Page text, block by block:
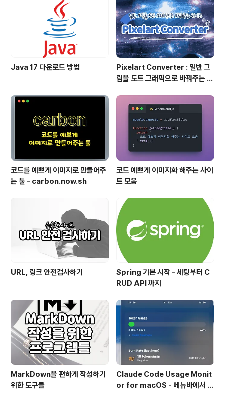
Java 17 다운로드 방법
Pixelart Converter : 일반 그
림을 도트 그래픽으로 바꿔주는 사
코드를 예쁘게 이미지로 만들어주
는 툴 - carbon.now.sh
코드 예쁘게 이미지화 해주는 사이
트 모음
URL, 링크 안전검사하기
Spring 기본 시작 - 세팅부터 C
RUD API 까지
MarkDown을 편하게 작성하기
위한 도구들
Claude Code Usage Monit
or for macOS - 메뉴바에서 클